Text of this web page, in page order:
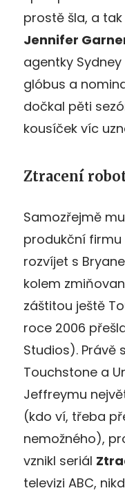
prostě šla, a tak
Jennifer
agentky
glóbus a
dočkal pěti
kousíček víc
Ztracení
Samozřejmě
produkční firmu
rozvíjet s
kolem
záštitou ještě
roce 2006
Studios). Právě
Touchstone a
Jeffreymu
(kdo ví, třeba
nemožného),
vznikl seriál
televizi ABC,